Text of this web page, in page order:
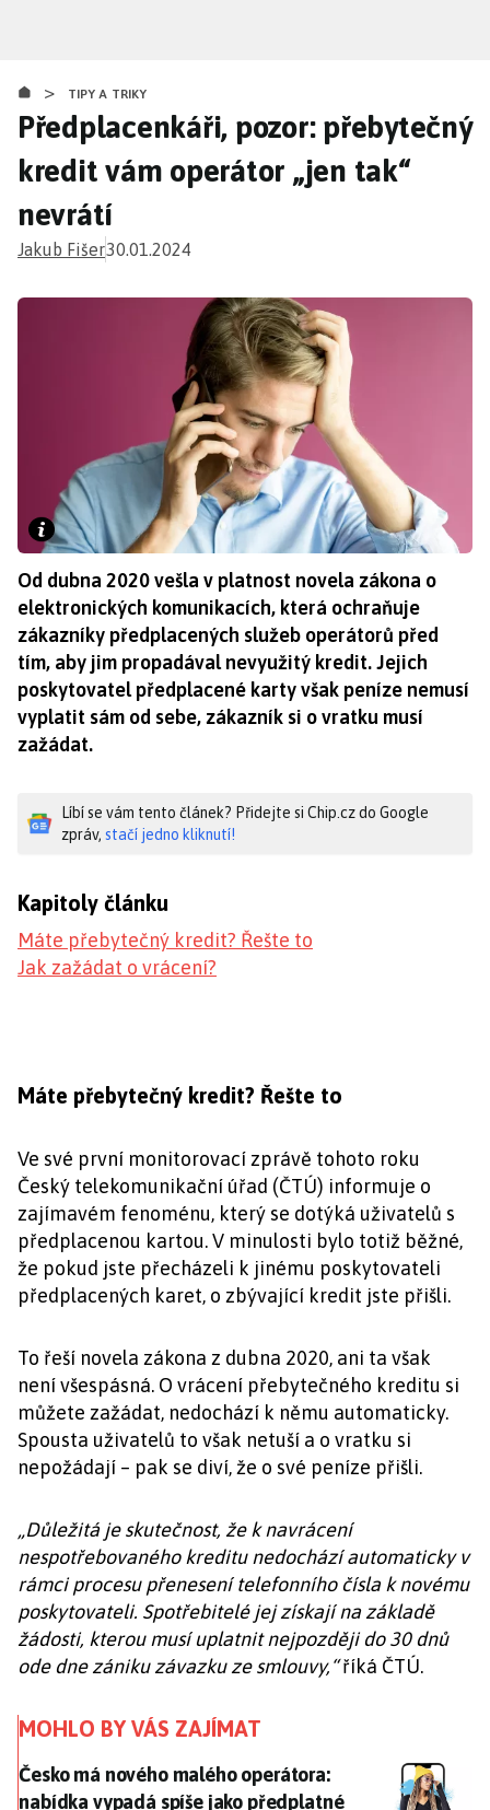
obsahu
> TIPY A TRIKY
Předplacenkáři, pozor: přebytečný
kredit vám operátor „jen tak“
nevrátí
Jakub Fišer30.01.2024
Od dubna 2020 vešla v platnost novela zákona o
elektronických komunikacích, která ochraňuje
zákazníky předplacených služeb operátorů před
tím, aby jim propadával nevyužitý kredit. Jejich
poskytovatel předplacené karty však peníze nemusí
vyplatit sám od sebe, zákazník si o vratku musí
zažádat.
Líbí se vám tento článek? Přidejte si Chip.cz do Google
zpráv, stačí jedno kliknutí!
Kapitoly článku
Máte přebytečný kredit? Řešte to
Jak zažádat o vrácení?
Máte přebytečný kredit? Řešte to
Ve své první monitorovací zprávě tohoto roku
Český telekomunikační úřad (ČTÚ) informuje o
zajímavém fenoménu, který se dotýká uživatelů s
předplacenou kartou. V minulosti bylo totiž běžné,
že pokud jste přecházeli k jinému poskytovateli
předplacených karet, o zbývající kredit jste přišli.
To řeší novela zákona z dubna 2020, ani ta však
není všespásná. O vrácení přebytečného kreditu si
můžete zažádat, nedochází k němu automaticky.
Spousta uživatelů to však netuší a o vratku si
nepožádají – pak se diví, že o své peníze přišli.
„Důležitá je skutečnost, že k navrácení
nespotřebovaného kreditu nedochází automaticky v
rámci procesu přenesení telefonního čísla k novému
poskytovateli. Spotřebitelé jej získají na základě
žádosti, kterou musí uplatnit nejpozději do 30 dnů
ode dne zániku závazku ze smlouvy,“říká ČTÚ.
MOHLO BY VÁS ZAJÍMAT
Česko má nového malého operátora: nabídka
Česko má nového malého operátora:
nabídka vypadá spíše jako předplatné